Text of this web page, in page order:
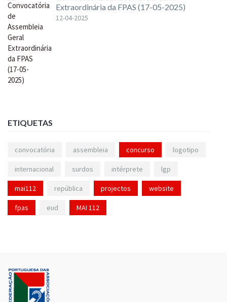
Extraordinária da FPAS (17-05-2025)
12-04-2025
ETIQUETAS
convocatória assembleia concurso logotipo
internacional surdos intérprete lgp
mai112 república projectos website
fpas eud MAI 112